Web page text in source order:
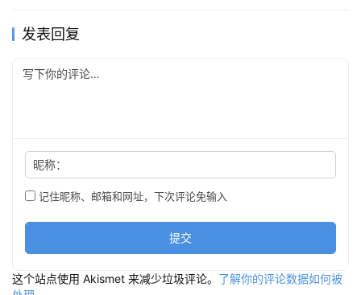
发表回复
昵称：
记住昵称、邮箱和网址，下次评论免输入
提交
这个站点使用 Akismet 来减少垃圾评论。 了解你的评论数据如何被